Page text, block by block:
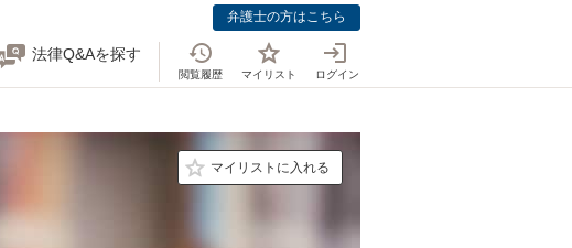
弁護士の方はこちら
法律Q&Aを探す
閲覧履歴 マイリスト ログイン
マイリストに入れる